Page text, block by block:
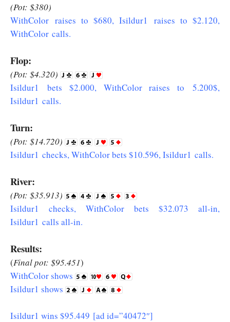
(Pot: $380)
WithColor raises to $680, Isildur1 raises to $2.120,
WithColor calls.
Flop:
(Pot: $4.320)
Isildur1 bets $2.000, WithColor raises to 5.200$,
Isildur1 calls.
Turn:
(Pot: $14.720)
Isildur1 checks, WithColor bets $10.596, Isildur1 calls.
River:
(Pot: $35.913)
Isildur1 checks, WithColor bets $32.073 all-in,
Isildur1 calls all-in.
Results:
(Final pot: $95.451)
WithColor shows
Isildur1 shows
Isildur1 wins $95.449 [ad id=”40472″]